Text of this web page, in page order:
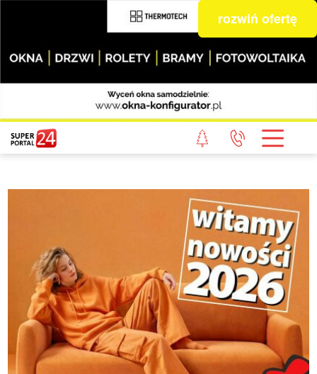
rozwiń ofertę
STRONA GŁÓWNA
POWIAT GRYFICKI
KONTAKT
REDAKCJA
REGULAMIN